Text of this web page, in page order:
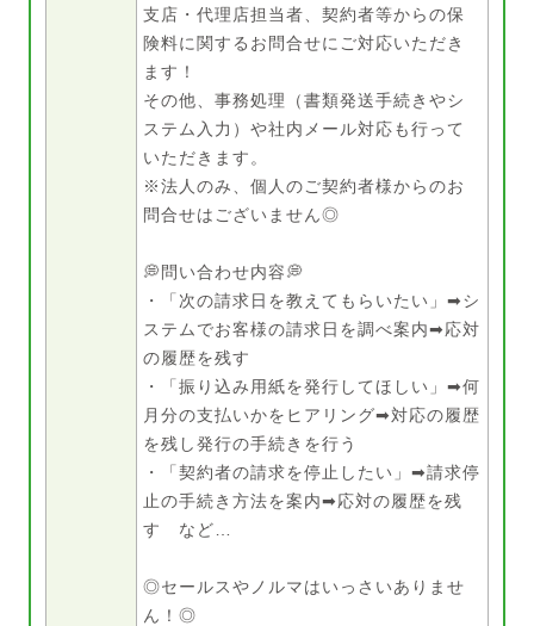
支店・代理店担当者、契約者等からの保
険料に関するお問合せにご対応いただき
ます！
その他、事務処理（書類発送手続きやシ
ステム入力）や社内メール対応も行って
いただきます。
※法人のみ、個人のご契約者様からのお
問合せはございません◎
💭問い合わせ内容💭
・「次の請求日を教えてもらいたい」➡シ
ステムでお客様の請求日を調べ案内➡応対
の履歴を残す
・「振り込み用紙を発行してほしい」➡何
月分の支払いかをヒアリング➡対応の履歴
を残し発行の手続きを行う
・「契約者の請求を停止したい」➡請求停
止の手続き方法を案内➡応対の履歴を残
す など…
◎セールスやノルマはいっさいありませ
ん！◎